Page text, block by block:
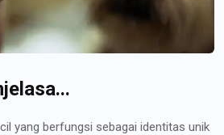
yang berfungsi sebagai identitas unik